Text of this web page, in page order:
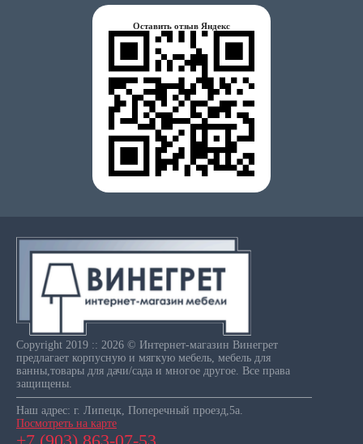
Оставить отзыв Яндекс
Copyright 2019 :: 2026 © Интернет-магазин Винегрет
предлагает корпусную и мягкую мебель, мебель для
ванны,товары для дачи/сада и многое другое. Все права
защищены.
Наш адрес: г. Липецк, Поперечный проезд,5а.
Посмотреть на карте